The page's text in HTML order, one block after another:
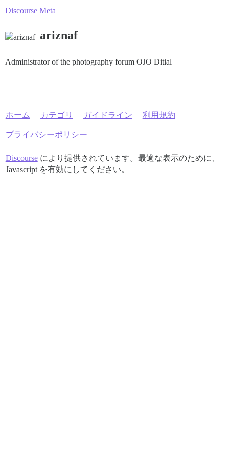
Discourse Meta
ariznaf
Administrator of the photography forum OJO Ditial
ホーム カテゴリ ガイドライン 利用規約
プライバシーポリシー
Discourseにより提供されています。最適な表示のために、
Javascript を有効にしてください。